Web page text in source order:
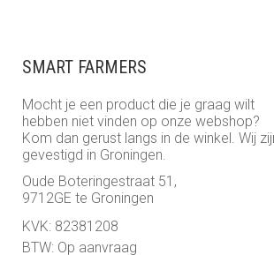
SMART FARMERS
Mocht je een product die je graag wilt
hebben niet vinden op onze webshop?
Kom dan gerust langs in de winkel. Wij
gevestigd in Groningen.
Oude Boteringestraat 51,
9712GE te Groningen
KVK: 82381208
BTW: Op aanvraag